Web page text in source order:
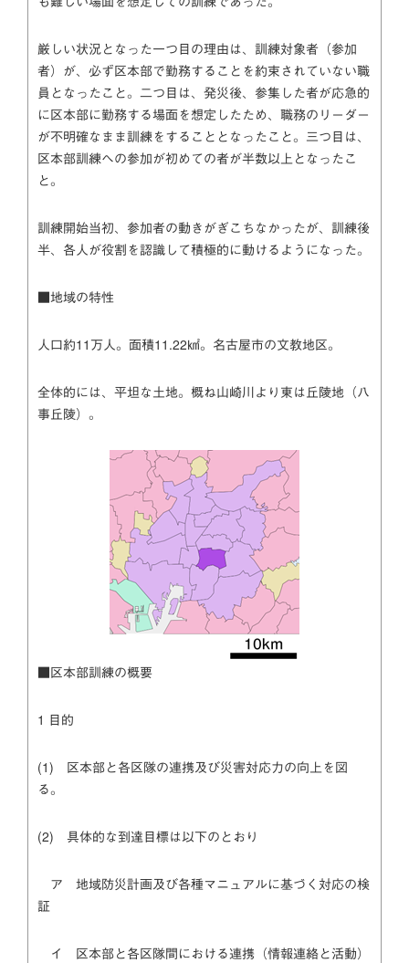
厳しい状況となった一つ目の理由は、訓練対象者（参加
者）が、必ず区本部で勤務することを約束されていない職
員となったこと。二つ目は、発災後、参集した者が応急的
に区本部に勤務する場面を想定したため、職務のリーダー
が不明確なまま訓練をすることとなったこと。三つ目は、
区本部訓練への参加が初めての者が半数以上となったこ
と。
訓練開始当初、参加者の動きがぎこちなかったが、訓練後
半、各人が役割を認識して積極的に動けるようになった。
■地域の特性
人口約11万人。面積11.22㎢。名古屋市の文教地区。
全体的には、平坦な土地。概ね山崎川より東は丘陵地（八
事丘陵）。
■区本部訓練の概要
1 目的
(1) 区本部と各区隊の連携及び災害対応力の向上を図
る。
(2) 具体的な到達目標は以下のとおり
ア 地域防災計画及び各種マニュアルに基づく対応の検
証
イ 区本部と各区隊間における連携（情報連絡と活動）